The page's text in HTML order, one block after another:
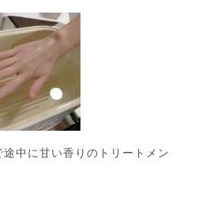
中に甘い香りのトリートメン